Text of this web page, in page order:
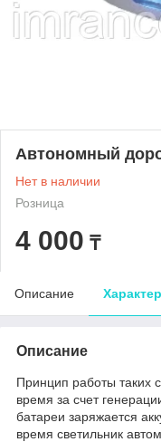
Автономный
Нет в наличии
Розница
4 000 ₸
Описание
Описание
Принцип работы таких
время за счет
батареи заряжается
время светильник